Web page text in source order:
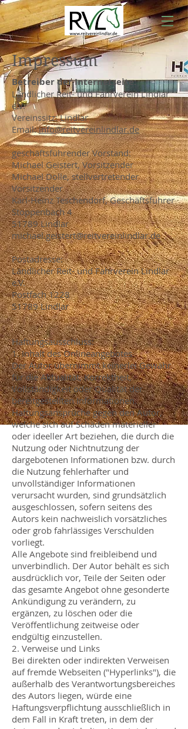
Impressum
Betreiber der Internetseite:
Ländlicher Reit- und Fahrverein Lindlar
e.V.
Vereinssitz: Lindlar
Email:info@reitvereinlindlar.de
geschäftsführender Vorstand:
Michael Geistert, Vorsitzender
Michael Dolle, stellvertretender
Vorsitzender
Karl-Heinz Teschendorf, Geschäftsführer
Stoppenbach 4
51789 Lindlar
michael.geistert@reitvereinlindlar.de
Postadresse:
Ländlicher Reit- und Fahrverein Lindlar
e.V.
Postfach 1228
51789 Lindlar
Haftungsausschluss:
1. Inhalt des Onlineangebotes
Der Autor übernimmt keinerlei Gewähr
für die Aktualität, Korrektheit,
Vollständigkeit oder Qualität der
bereitgestellten Informationen.
Haftungsansprüche gegen den Autor,
welche sich auf Schäden materieller
oder ideeller Art beziehen, die durch die
Nutzung oder Nichtnutzung der
dargebotenen Informationen bzw. durch
die Nutzung fehlerhafter und
unvollständiger Informationen
verursacht wurden, sind grundsätzlich
ausgeschlossen, sofern seitens des
Autors kein nachweislich vorsätzliches
oder grob fahrlässiges Verschulden
vorliegt.
Alle Angebote sind freibleibend und
unverbindlich. Der Autor behält es sich
ausdrücklich vor, Teile der Seiten oder
das gesamte Angebot ohne gesonderte
Ankündigung zu verändern, zu
ergänzen, zu löschen oder die
Veröffentlichung zeitweise oder
endgültig einzustellen.
2. Verweise und Links
Bei direkten oder indirekten Verweisen
auf fremde Webseiten ("Hyperlinks"), die
außerhalb des Verantwortungsbereiches
des Autors liegen, würde eine
Haftungsverpflichtung ausschließlich in
dem Fall in Kraft treten, in dem der